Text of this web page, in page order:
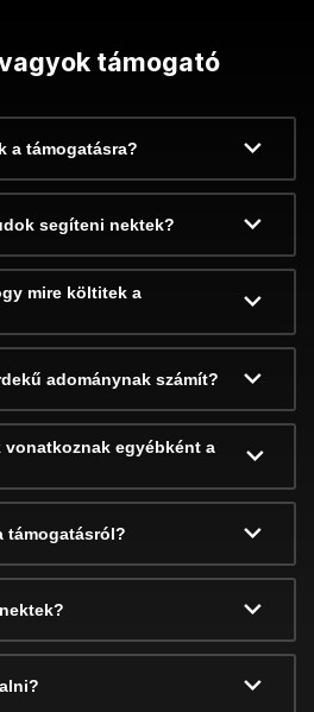
támogató
a támogatásra?
segíteni nektek?
mire költitek a
adománynak számít?
egyébként a
támogatásról?